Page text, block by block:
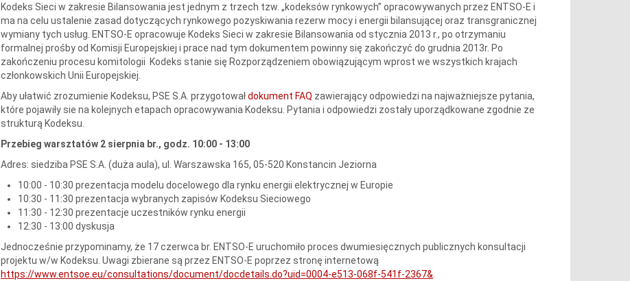
Kodeks Sieci w zakresie Bilansowania jest jednym z trzech tzw. „kodeksów rynkowych” opracowywanych przez ENTSO-E i
ma na celu ustalenie zasad dotyczących rynkowego pozyskiwania rezerw mocy i energii bilansującej oraz transgranicznej
wymiany tych usług. ENTSO-E opracowuje Kodeks Sieci w zakresie Bilansowania od stycznia 2013 r., po otrzymaniu
formalnej prośby od Komisji Europejskiej i prace nad tym dokumentem powinny się zakończyć do grudnia 2013r. Po
zakończeniu procesu komitologii Kodeks stanie się Rozporządzeniem obowiązującym wprost we wszystkich krajach
członkowskich Unii Europejskiej.
Aby ułatwić zrozumienie Kodeksu, PSE S.A. przygotowałdokument FAQ zawierający odpowiedzi na najważniejsze pytania,
które pojawiły sie na kolejnych etapach opracowywania Kodeksu. Pytania i odpowiedzi zostały uporządkowane zgodnie ze
strukturą Kodeksu.
Przebieg warsztatów2 sierpnia br., godz. 10:00 - 13:00
Adres: siedziba PSE S.A. (duża aula), ul. Warszawska 165, 05-520 Konstancin Jeziorna
10:00 - 10:30 prezentacja modelu docelowego dla rynku energii elektrycznej w Europie
10:30 - 11:30 prezentacja wybranych zapisów Kodeksu Sieciowego
11:30 - 12:30 prezentacje uczestników rynku energii
12:30 - 13:00 dyskusja
Jednocześnie przypominamy, że 17 czerwca br. ENTSO-E uruchomiło proces dwumiesięcznych publicznych konsultacji
projektu w/w Kodeksu. Uwagi zbierane są przez ENTSO-E poprzez stronę internetową
https://www.entsoe.eu/consultations/document/docdetails.do?uid=0004-e513-068f-541f-2367&